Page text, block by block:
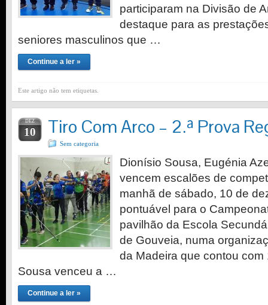
participaram na Divisão de
destaque para as
seniores masculinos que …
Continue a ler »
Este artigo não tem etiquetas.
DEZ
10 Tiro Com Arco – 2.ª Prova
Sem categoria
Dionísio Sousa, Eugénia
vencem escalões de
manhã de sábado, 10 de
pontuável para o
pavilhão da Escola
de Gouveia, numa
da Madeira que contou
Sousa venceu a …
Continue a ler »